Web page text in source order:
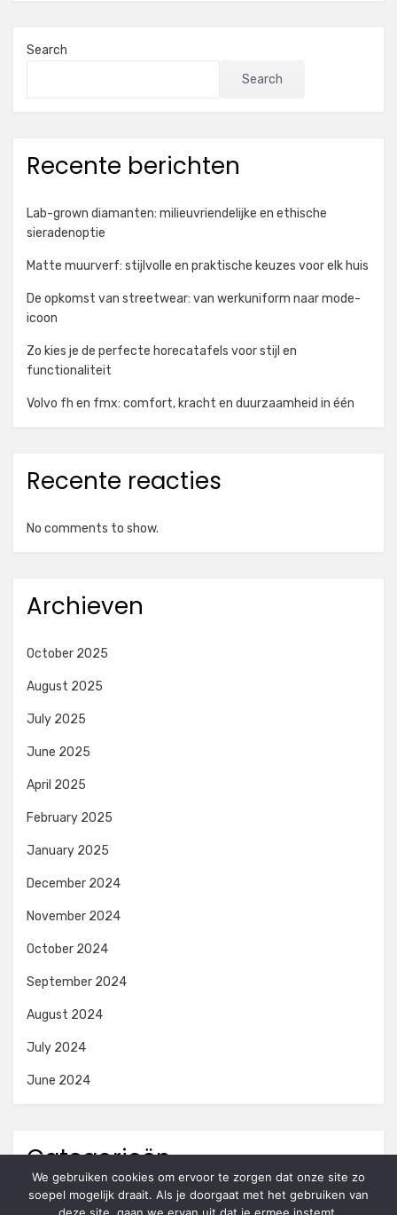
Search
Search
Recente berichten
Lab-grown diamanten: milieuvriendelijke en ethische
sieradenoptie
Matte muurverf: stijlvolle en praktische keuzes voor elk huis
De opkomst van streetwear: van werkuniform naar mode-
icoon
Zo kies je de perfecte horecatafels voor stijl en
functionaliteit
Volvo fh en fmx: comfort, kracht en duurzaamheid in één
Recente reacties
No comments to show.
Archieven
October 2025
August 2025
July 2025
June 2025
April 2025
February 2025
January 2025
December 2024
November 2024
October 2024
September 2024
August 2024
July 2024
June 2024
Categorieën
Niet gecategoriseerd
We gebruiken cookies om ervoor te zorgen dat onze site zo
soepel mogelijk draait. Als je doorgaat met het gebruiken van